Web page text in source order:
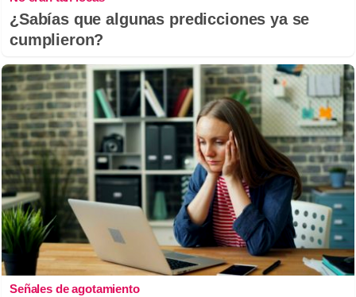
¿Sabías que algunas predicciones ya se
cumplieron?
Señales de agotamiento